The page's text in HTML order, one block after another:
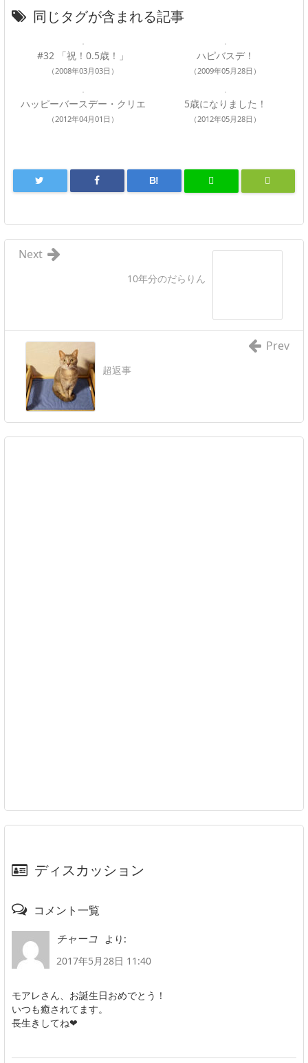
同じタグが含まれる記事
#32 「祝！0.5歳！」
（2008年03月03日）
ハピバスデ！
（2009年05月28日）
ハッピーバースデー・クリエ
（2012年04月01日）
5歳になりました！
（2012年05月28日）
B!
10年分のだらりん
Next
超返事
Prev
ディスカッション
コメント一覧
チャーコ
より:
2017年5月28日 11:40
モアレさん、お誕生日おめでとう！
いつも癒されてます。
長生きしてね❤